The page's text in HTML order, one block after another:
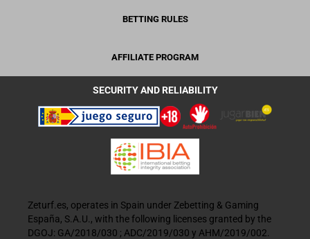
BETTING RULES
AFFILIATE PROGRAM
SECURITY AND RELIABILITY
Zeturf.es, operates in Spain under Zebetting & Gaming
España, S.A.U., with the following licenses granted by the
DGOJ: GA/2018/030 ; ADC/2019/030 y AHM/2019/002.